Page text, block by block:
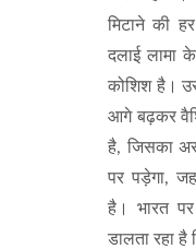
मिटाने की
दलाई लामा
कोशिश है।
आगे बढ़कर
है, जिसका
पर पड़ेगा,
है। भारत
डालता रहा